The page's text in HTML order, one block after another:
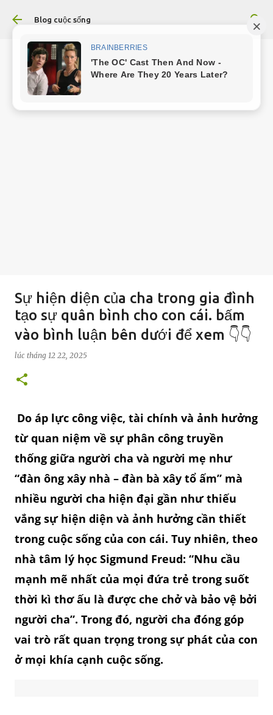
Chuyển đến nội dung chính
Blog cuộc sống
Sự hiện diện của cha trong gia đình
tạo sự quân bình cho con cái. bấm
vào bình luận bên dưới để xem 👇👇
lúc tháng 12 22, 2025
Do áp lực công việc, tài chính và ảnh hưởng
từ quan niệm về sự phân công truyền
thống giữa người cha và người mẹ như
“đàn ông xây nhà – đàn bà xây tổ ấm” mà
nhiều người cha hiện đại gần như thiếu
vắng sự hiện diện và ảnh hưởng cần thiết
trong cuộc sống của con cái. Tuy nhiên, theo
nhà tâm lý học Sigmund Freud: “Nhu cầu
mạnh mẽ nhất của mọi đứa trẻ trong suốt
thời kì thơ ấu là được che chở và bảo vệ bởi
người cha”. Trong đó, người cha đóng góp
vai trò rất quan trọng trong sự phát của con
ở mọi khía cạnh cuộc sống.